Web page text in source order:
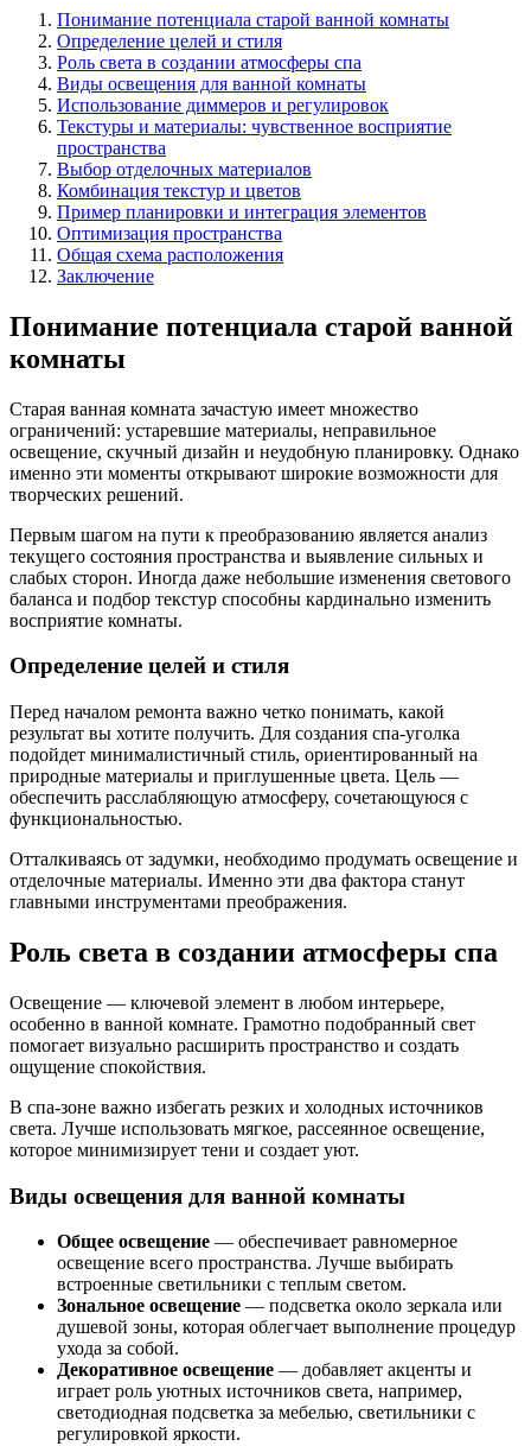
Понимание потенциала старой ванной комнаты
Определение целей и стиля
Роль света в создании атмосферы спа
Виды освещения для ванной комнаты
Использование диммеров и регулировок
Текстуры и материалы: чувственное восприятие
пространства
Выбор отделочных материалов
Комбинация текстур и цветов
Пример планировки и интеграция элементов
Оптимизация пространства
Общая схема расположения
Заключение
Понимание потенциала старой ванной
комнаты
Старая ванная комната зачастую имеет множество
ограничений: устаревшие материалы, неправильное
освещение, скучный дизайн и неудобную планировку. Однако
именно эти моменты открывают широкие возможности для
творческих решений.
Первым шагом на пути к преобразованию является анализ
текущего состояния пространства и выявление сильных и
слабых сторон. Иногда даже небольшие изменения светового
баланса и подбор текстур способны кардинально изменить
восприятие комнаты.
Определение целей и стиля
Перед началом ремонта важно четко понимать, какой
результат вы хотите получить. Для создания спа-уголка
подойдет минималистичный стиль, ориентированный на
природные материалы и приглушенные цвета. Цель —
обеспечить расслабляющую атмосферу, сочетающуюся с
функциональностью.
Отталкиваясь от задумки, необходимо продумать освещение и
отделочные материалы. Именно эти два фактора станут
главными инструментами преображения.
Роль света в создании атмосферы спа
Освещение — ключевой элемент в любом интерьере,
особенно в ванной комнате. Грамотно подобранный свет
помогает визуально расширить пространство и создать
ощущение спокойствия.
В спа-зоне важно избегать резких и холодных источников
света. Лучше использовать мягкое, рассеянное освещение,
которое минимизирует тени и создает уют.
Виды освещения для ванной комнаты
Общее освещение — обеспечивает равномерное
освещение всего пространства. Лучше выбирать
встроенные светильники с теплым светом.
Зональное освещение — подсветка около зеркала или
душевой зоны, которая облегчает выполнение процедур
ухода за собой.
Декоративное освещение — добавляет акценты и
играет роль уютных источников света, например,
светодиодная подсветка за мебелью, светильники с
регулировкой яркости.